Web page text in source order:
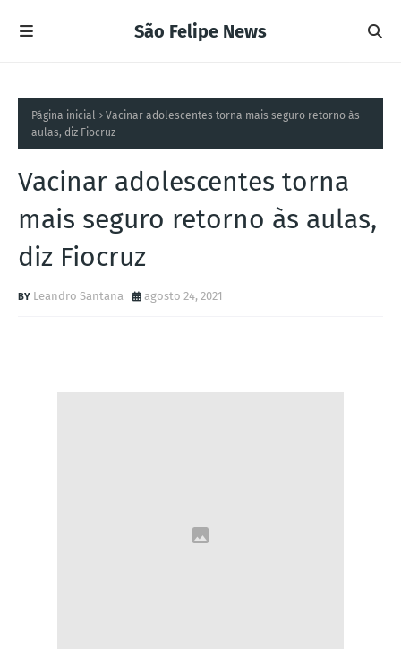
São Felipe News
Página inicial
Vacinar adolescentes torna mais seguro retorno às
aulas, diz Fiocruz
Vacinar adolescentes torna
mais seguro retorno às aulas,
diz Fiocruz
Leandro Santana agosto 24, 2021